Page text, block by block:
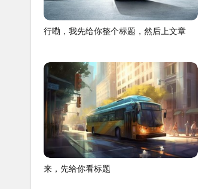
行嘞，我先给你整个标题，然后上文章
来，先给你看标题